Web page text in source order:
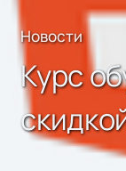
Новости
Курс